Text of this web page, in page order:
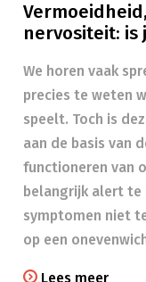
nervositeit: is
We horen vaak
precies te weten
speelt. Toch is
aan de basis van
functioneren van
belangrijk alert te
symptomen niet
op een
Lees meer